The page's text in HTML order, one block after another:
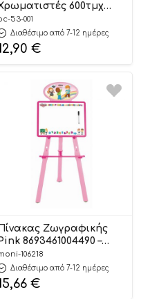
600τμχ
3+ – Hama
53-001
Διαθέσιμο από 7-12 ημέρες
€
Ζωγραφικής
8693461004490 –
03428
106218
Διαθέσιμο από 7-12 ημέρες
€